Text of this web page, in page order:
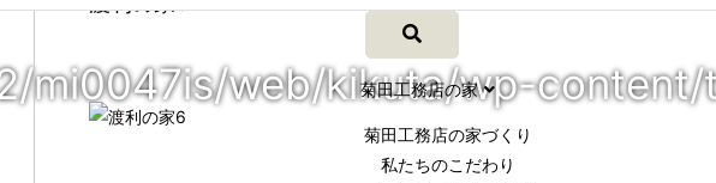
菊田工務店の家
菊田工務店の家づくり​
私たちのこだわり
mi0047is/web/kikuta/wp-